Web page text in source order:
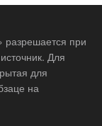
разрешается при
Для
для
на